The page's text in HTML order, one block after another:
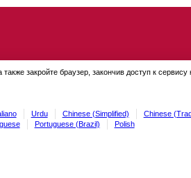
закройте браузер, закончив доступ к
Urdu Chinese (Simplified) Chinese
Portuguese (Brazil) Polish